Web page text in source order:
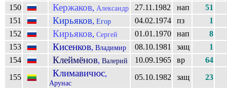
150
Кержаков, Александр 27.11.1982 нап 51
151
Кирьяков, Егор 04.02.1974 пз
1
152
Кирьяков, Сергей 01.01.1970 нап
8
153
Кисенков, Владимир 08.10.1981 защ
1
154
Клеймёнов, Валерий 10.09.1965 вр
64
155
Климавичюс,
Арунас
05.10.1982 защ 23